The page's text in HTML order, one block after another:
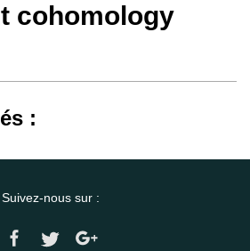
cohomology
:
Suivez-nous sur :